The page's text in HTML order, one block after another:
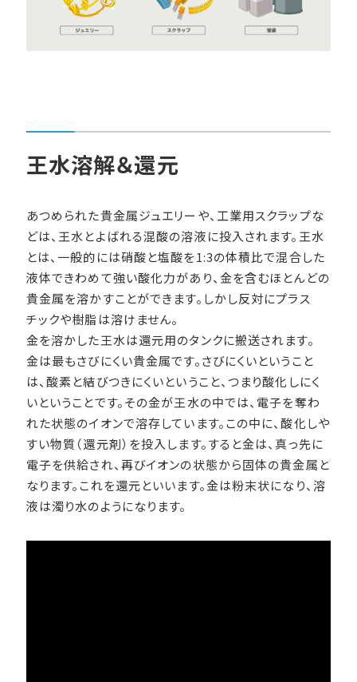
王水溶解＆還元
あつめられた貴金属ジュエリーや、工業用スクラップな
どは、王水とよばれる混酸の溶液に投入されます。王水
とは、一般的には硝酸と塩酸を1:3の体積比で混合した
液体できわめて強い酸化力があり、金を含むほとんどの
貴金属を溶かすことができます。しかし反対にプラス
チックや樹脂は溶けません。
金を溶かした王水は還元用のタンクに搬送されます。
金は最もさびにくい貴金属です。さびにくいということ
は、酸素と結びつきにくいということ、つまり酸化しにく
いということです。その金が王水の中では、電子を奪わ
れた状態のイオンで溶存しています。この中に、酸化しや
すい物質（還元剤）を投入します。すると金は、真っ先に
電子を供給され、再びイオンの状態から固体の貴金属と
なります。これを還元といいます。金は粉末状になり、溶
液は濁り水のようになります。